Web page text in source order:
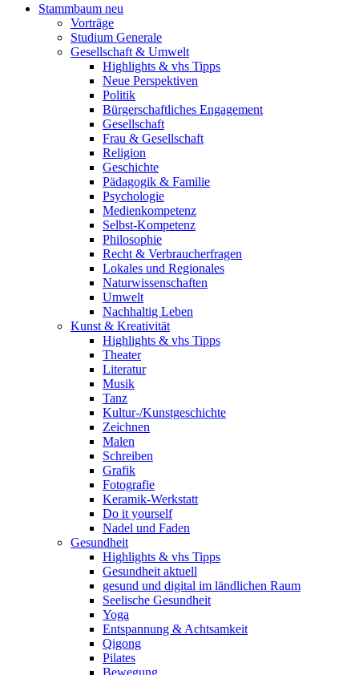
Stammbaum neu
Vorträge
Studium Generale
Gesellschaft & Umwelt
Highlights & vhs Tipps
Neue Perspektiven
Politik
Bürgerschaftliches Engagement
Gesellschaft
Frau & Gesellschaft
Religion
Geschichte
Pädagogik & Familie
Psychologie
Medienkompetenz
Selbst-Kompetenz
Philosophie
Recht & Verbraucherfragen
Lokales und Regionales
Naturwissenschaften
Umwelt
Nachhaltig Leben
Kunst & Kreativität
Highlights & vhs Tipps
Theater
Literatur
Musik
Tanz
Kultur-/Kunstgeschichte
Zeichnen
Malen
Schreiben
Grafik
Fotografie
Keramik-Werkstatt
Do it yourself
Nadel und Faden
Gesundheit
Highlights & vhs Tipps
Gesundheit aktuell
gesund und digital im ländlichen Raum
Seelische Gesundheit
Yoga
Entspannung & Achtsamkeit
Qigong
Pilates
Bewegung